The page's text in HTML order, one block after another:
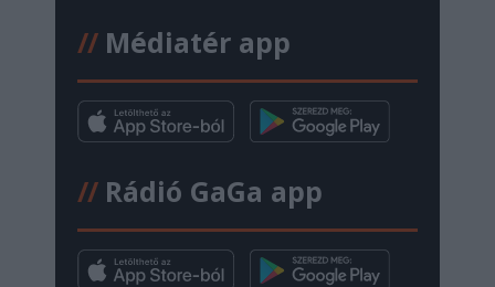
//Médiatér app
//Rádió GaGa app